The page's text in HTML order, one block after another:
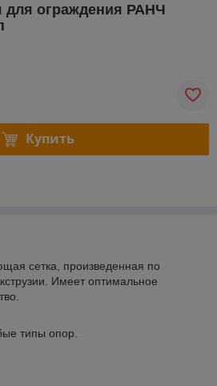
для ограждения РАНЧ
Купить
сетка, произведенная по
Имеет оптимальное
типы опор.